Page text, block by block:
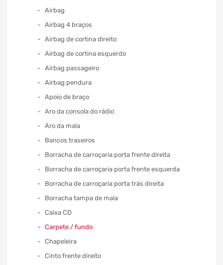
Airbag
Airbag 4 braços
Airbag de cortina direito
Airbag de cortina esquerdo
Airbag passageiro
Airbag pendura
Apoio de braço
Aro da consola do rádio
Aro da mala
Bancos traseiros
Borracha de carroçaria porta frente direita
Borracha de carroçaria porta frente esquerda
Borracha de carroçaria porta trás direita
Borracha tampa de mala
Caixa CD
Carpete / fundo
Chapeleira
Cinto frente direito